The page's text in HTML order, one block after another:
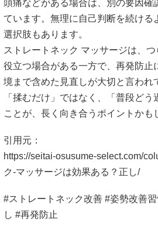
肩甲骨 ずれ 治し方｜原因セルフ
から自宅でできる改善ストレッチ
解説
朝起きると体がバキ
と今すぐできる改善
初めての方へ
料金・施術の流れ
お客様の声
医師・専門家からの推薦状